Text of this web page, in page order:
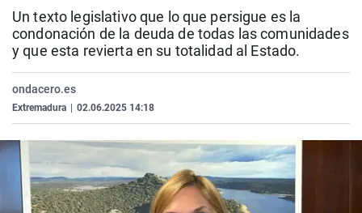
La rosa de los vientos
Gente viajera
Como el perro y el
Caso
Retornados
Equipo de
Extremadura
Galicia
La Rioja
País Vasco
Virales
Televisión
Elecciones
Un texto legislativo que lo que persigue es la
condonación de la deuda de todas las comunidades
y que esta revierta en su totalidad al Estado.
ondacero.es
Extremadura 02.06.2025 14:18